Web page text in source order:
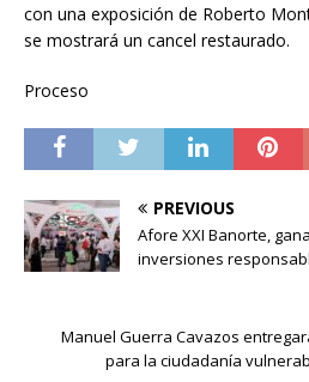
con una exposición de Roberto
se mostrará un cancel restaurado.
Proceso
PREVIOUS
Afore XXI Banorte,
inversiones
Manuel Guerra Cavazos
para la ciudadanía